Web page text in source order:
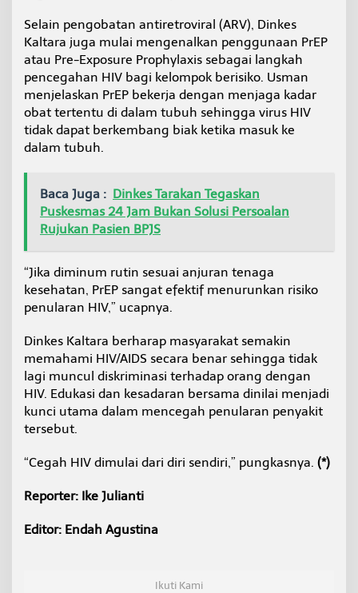
Selain pengobatan antiretroviral (ARV), Dinkes
Kaltara juga mulai mengenalkan penggunaan PrEP
atau Pre-Exposure Prophylaxis sebagai langkah
pencegahan HIV bagi kelompok berisiko. Usman
menjelaskan PrEP bekerja dengan menjaga kadar
obat tertentu di dalam tubuh sehingga virus HIV
tidak dapat berkembang biak ketika masuk ke
dalam tubuh.
Baca Juga : Dinkes Tarakan Tegaskan
Puskesmas 24 Jam Bukan Solusi Persoalan
Rujukan Pasien BPJS
“Jika diminum rutin sesuai anjuran tenaga
kesehatan, PrEP sangat efektif menurunkan risiko
penularan HIV,” ucapnya.
Dinkes Kaltara berharap masyarakat semakin
memahami HIV/AIDS secara benar sehingga tidak
lagi muncul diskriminasi terhadap orang dengan
HIV. Edukasi dan kesadaran bersama dinilai menjadi
kunci utama dalam mencegah penularan penyakit
tersebut.
“Cegah HIV dimulai dari diri sendiri,” pungkasnya. (*)
Reporter: Ike Julianti
Editor: Endah Agustina
Ikuti Kami